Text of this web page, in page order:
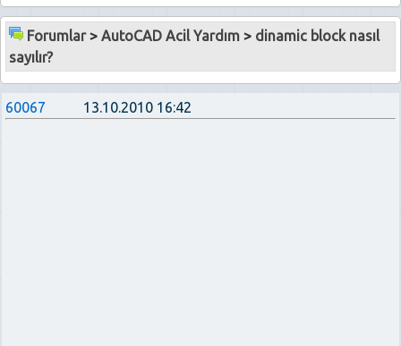
Forumlar>AutoCAD Acil Yardım > dinamic block nasıl
sayılır?
60067 13.10.2010 16:42